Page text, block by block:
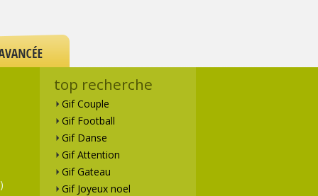
top recherche
Gif Couple
Gif Football
Gif Danse
Gif Attention
Gif Gateau
Gif Joyeux noel